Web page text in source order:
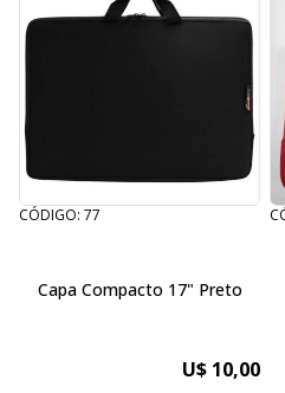
CÓDIGO: 77
Capa Compacto 17" Preto
U$ 10,00